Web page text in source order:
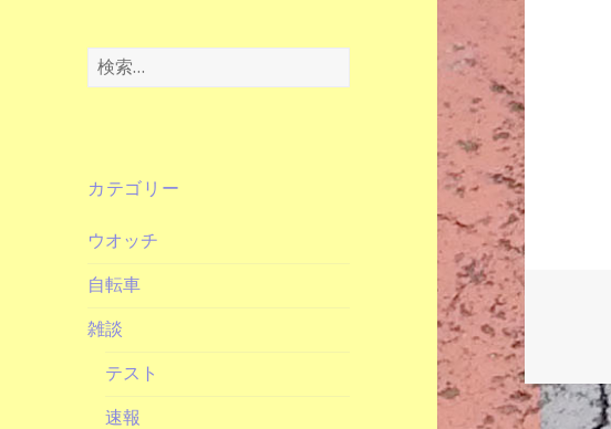
検
索:
カテゴリー
ウオッチ
自転車
雑談
テスト
速報